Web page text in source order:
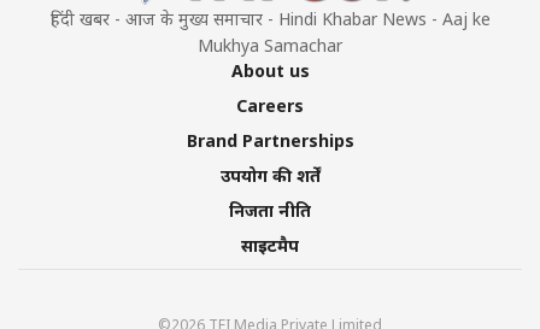
हिंदी खबर - आज के मुख्य समाचार - Hindi Khabar News - Aaj ke
Mukhya Samachar
About us
Careers
Brand Partnerships
उपयोग की शर्तें
निजता नीति
साइटमैप